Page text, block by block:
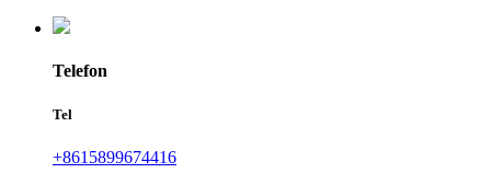
Telefon
Tel
+8615899674416